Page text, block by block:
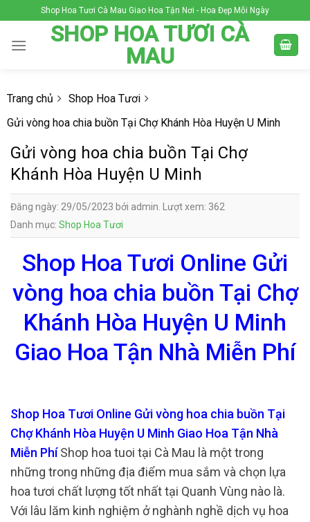
to
content
Shop Hoa Tươi Cà Mau Giao Hoa Tận Nơi - Hoa Đẹp Mỗi Ngày
SHOP HOA TƯƠI CÀ
MAU
Trang chủ
Shop Hoa Tươi
Gửi vòng hoa chia buồn Tại Chợ Khánh Hòa Huyện U Minh
Gửi vòng hoa chia buồn Tại Chợ
Khánh Hòa Huyện U Minh
Đăng ngày: 29/05/2023 bởi admin. Lượt xem: 362
Danh mục: Shop Hoa Tươi
Shop Hoa Tươi Online Gửi
vòng hoa chia buồn Tại Chợ
Khánh Hòa Huyện U Minh
Giao Hoa Tận Nhà Miễn Phí
Shop Hoa Tươi Online Gửi vòng hoa chia buồn Tại
Chợ Khánh Hòa Huyện U Minh Giao Hoa Tận Nhà
Miễn PhíShop hoa tuoi tại Cà Mau là một trong
những trong những địa điểm mua sắm và chọn lựa
hoa tươi chất lượng tốt nhất tại Quanh Vùng nào là.
Với lâu lăm kinh nghiệm ở nghành nghề dịch vụ hoa